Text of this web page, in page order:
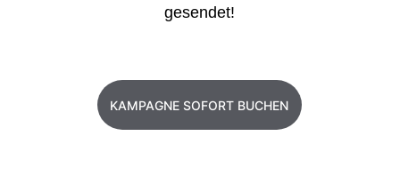
gesendet!
KAMPAGNE SOFORT BUCHEN